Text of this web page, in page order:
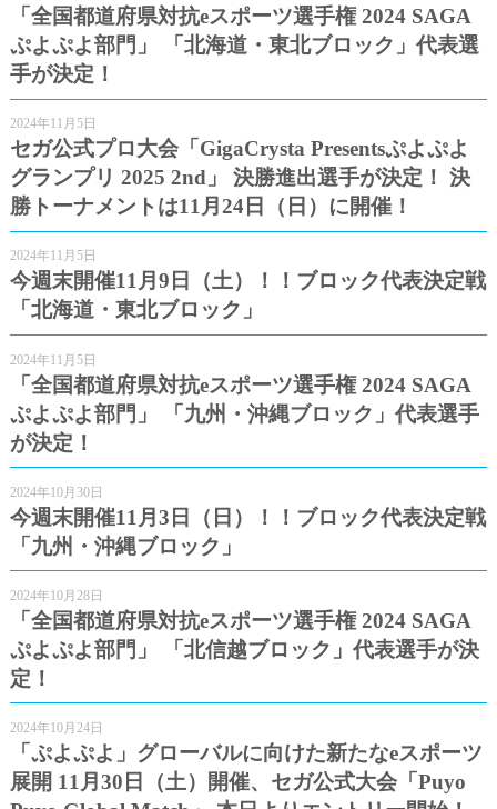
「全国都道府県対抗eスポーツ選手権 2024 SAGA
ぷよぷよ部門」 「北海道・東北ブロック」代表選
手が決定！
2024年11月5日
セガ公式プロ大会「GigaCrysta Presentsぷよぷよ
グランプリ 2025 2nd」 決勝進出選手が決定！ 決
勝トーナメントは11月24日（日）に開催！
2024年11月5日
今週末開催11月9日（土）！！ブロック代表決定戦
「北海道・東北ブロック」
2024年11月5日
「全国都道府県対抗eスポーツ選手権 2024 SAGA
ぷよぷよ部門」 「九州・沖縄ブロック」代表選手
が決定！
2024年10月30日
今週末開催11月3日（日）！！ブロック代表決定戦
「九州・沖縄ブロック」
2024年10月28日
「全国都道府県対抗eスポーツ選手権 2024 SAGA
ぷよぷよ部門」 「北信越ブロック」代表選手が決
定！
2024年10月24日
「ぷよぷよ」グローバルに向けた新たなeスポーツ
展開 11月30日（土）開催、セガ公式大会「Puyo